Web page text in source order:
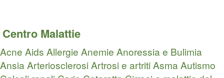
Centro Malattie
Acne Aids Allergie Anemie Anoressia e Bulimia
AnsiaArteriosclerosiArtrosi e artritiAsmaAutismo